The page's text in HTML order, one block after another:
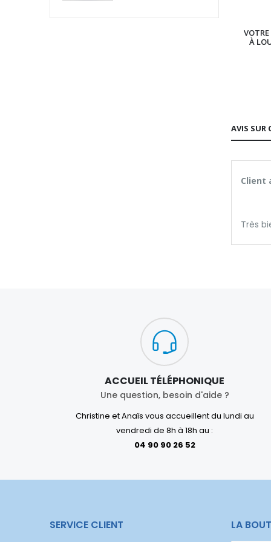
VOTRE
À
AVIS SUR
Client
Très
ACCUEIL TÉLÉPHONIQUE
Une question, besoin d'aide ?
Christine et Anaïs vous accueillent du lundi au
vendredi de 8h à 18h au :
04 90 90 26 52
SERVICE CLIENT LA